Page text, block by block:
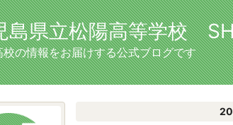
島県立松陽高等学校
校の情報をお届けする公式ブログです